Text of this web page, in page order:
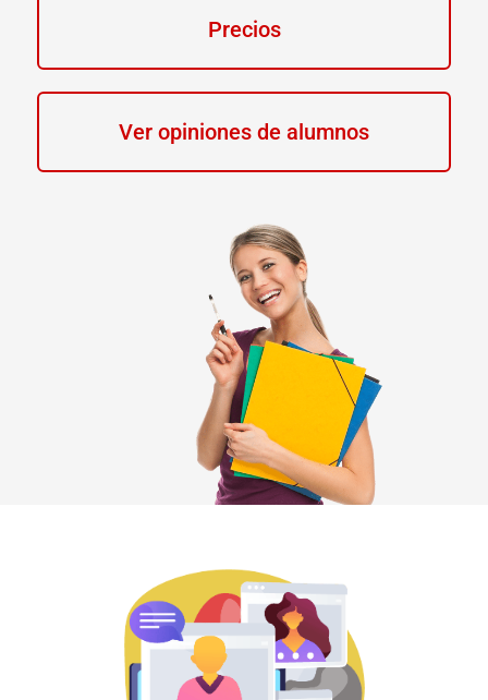
Precios
Ver opiniones de alumnos